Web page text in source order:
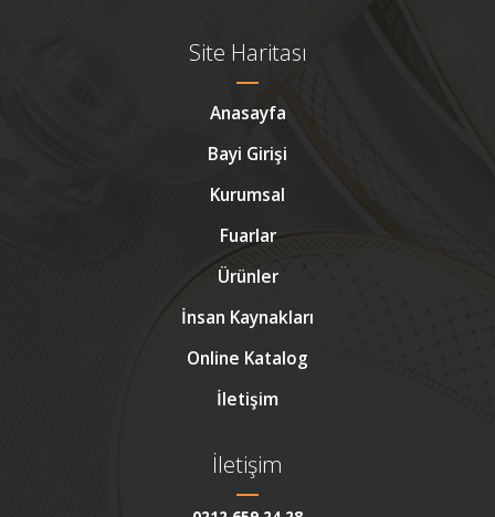
Site Haritası
Anasayfa
Bayi Girişi
Kurumsal
Fuarlar
Ürünler
İnsan Kaynakları
Online Katalog
İletişim
İletişim